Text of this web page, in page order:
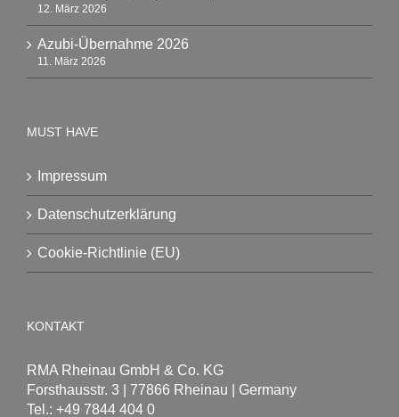
12. März 2026
Azubi-Übernahme 2026
11. März 2026
MUST HAVE
Impressum
Datenschutzerklärung
Cookie-Richtlinie (EU)
KONTAKT
RMA Rheinau GmbH & Co. KG
Forsthausstr. 3 | 77866 Rheinau | Germany
Tel.: +49 7844 404 0